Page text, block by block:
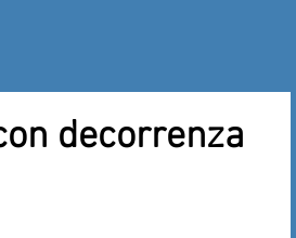
decorrenza